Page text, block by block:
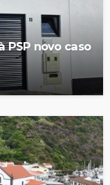
PSP novo caso